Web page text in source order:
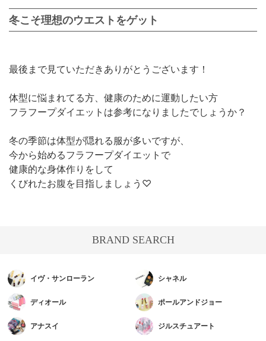
冬こそ理想のウエストをゲット
最後まで見ていただきありがとうございます！
体型に悩まれてる方、健康のために運動したい方
フラフープダイエットは参考になりましたでしょうか？
冬の季節は体型が隠れる服が多いですが、
今から始めるフラフープダイエットで
健康的な身体作りをして
くびれたお腹を目指しましょう♡
BRAND SEARCH
イヴ・サンローラン シャネル
ディオール ポールアンドジョー
アナスイ ジルスチュアート